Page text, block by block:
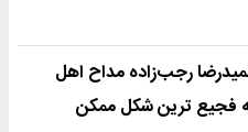
رجب‌زاده مداح اهل
فجیع ترین شکل ممکن